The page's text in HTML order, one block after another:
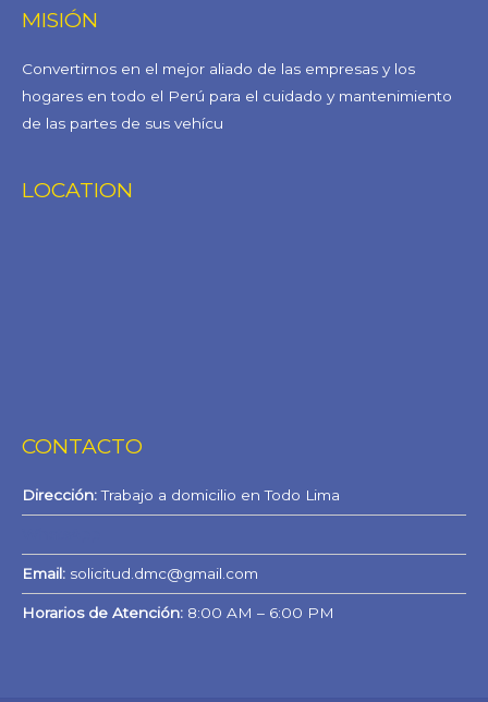
MISIÓN
Convertirnos en el mejor aliado de las empresas y los
hogares en todo el Perú para el cuidado y mantenimiento
de las partes de sus vehícu
LOCATION
CONTACTO
Dirección:Trabajo a domicilio en Todo Lima
Email: solicitud.dmc@gmail.com
Horarios de Atención: 8:00 AM – 6:00 PM